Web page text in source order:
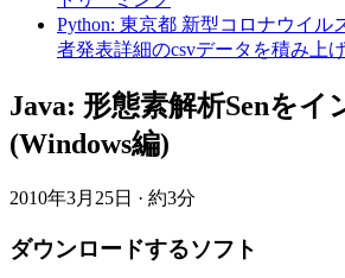
Python: 東京都 新型コロナウイル
者発表詳細のcsvデータを積み上
Java: 形態素解析Senをイ
(Windows編)
2010年3月25日 · 約3分
ダウンロードするソフト